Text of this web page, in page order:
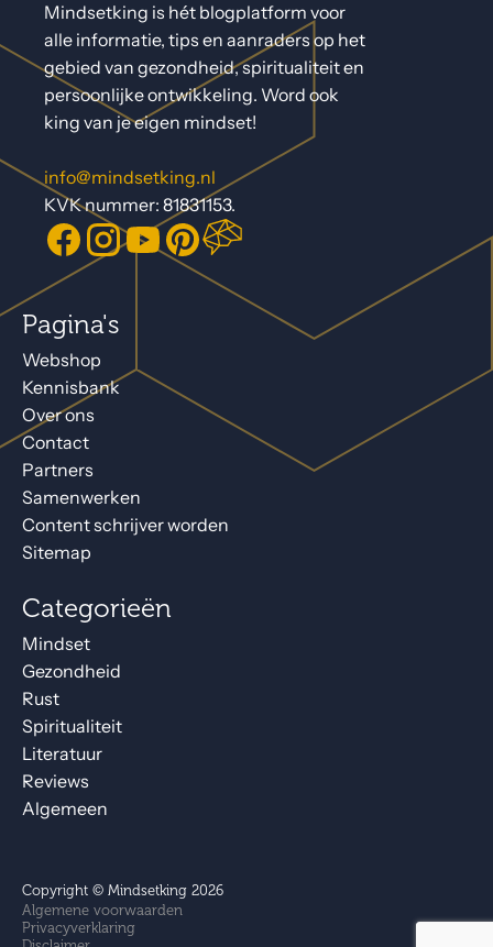
Mindsetking is hét blogplatform voor
alle informatie, tips en aanraders op het
gebied van gezondheid, spiritualiteit en
persoonlijke ontwikkeling. Word ook
king van je eigen mindset!
info@mindsetking.nl
KVK nummer: 81831153.
Pagina's
Webshop
Kennisbank
Over ons
Contact
Partners
Samenwerken
Content schrijver worden
Sitemap
Categorieën
Mindset
Gezondheid
Rust
Spiritualiteit
Literatuur
Reviews
Algemeen
Copyright © Mindsetking 2026
Algemene voorwaarden
Privacyverklaring